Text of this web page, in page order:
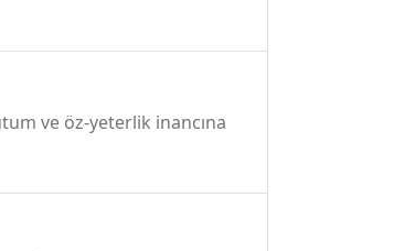
ve öz-yeterlik inancına